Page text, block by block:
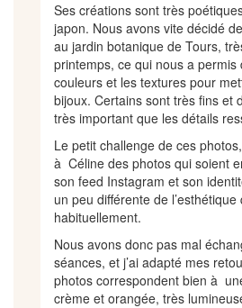
Ses créations sont très
japon. Nous avons vite décidé
au jardin botanique de Tours,
printemps, ce qui nous a permis
couleurs et les textures pour
bijoux. Certains sont très fins et
très important que les détails
Le petit challenge de ces
à Céline des photos qui soient
son feed Instagram et son
un peu différente de
habituellement.
Nous avons donc pas mal
séances, et j’ai adapté mes
photos correspondent bien à
crème et orangée, très